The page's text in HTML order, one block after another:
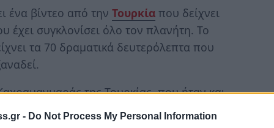
- Do Not Process My Personal Information
ένα βίντεο από την Τουρκία που δείχνει
έχει συγκλονίσει όλο τον πλανήτη. Το
τα 70 δραματικά δευτερόλεπτα που
της Τουρκίας, που ήταν και
με τον οποίο σείστηκε για 70